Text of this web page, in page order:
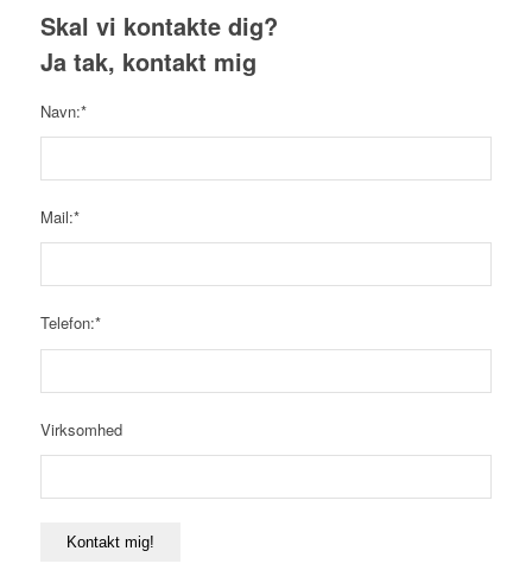
Skal vi kontakte dig?
Ja tak, kontakt mig
Navn:*
Mail:*
Telefon:*
Virksomhed